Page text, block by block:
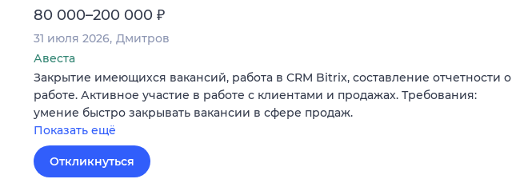
80 000–200 000 ₽
31 июля 2026 Дмитров
Авеста
Закрытие имеющихся вакансий, работа в CRM Bitrix, составление отчетности о
работе. Активное участие в работе с клиентами и продажах. Требования:
умение быстро закрывать вакансии в сфере продаж.
Показать ещё
Откликнуться